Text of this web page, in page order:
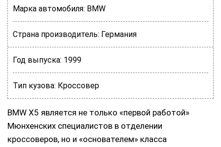
Марка автомобиля: BMW
Страна производитель: Германия
Год выпуска: 1999
Тип кузова: Кроссовер
BMW X5 является не только «первой работой»
Мюнхенских специалистов в отделении
кроссоверов, но и «основателем» класса